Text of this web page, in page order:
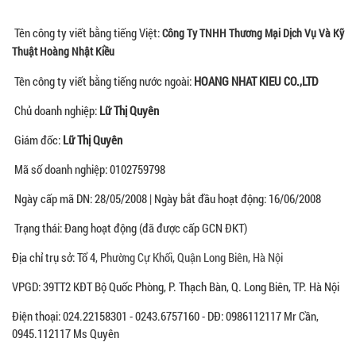
Tên công ty viết bằng tiếng Việt:Công Ty TNHH Thương Mại Dịch Vụ Và Kỹ
Thuật Hoàng Nhật Kiều
Tên công ty viết bằng tiếng nước ngoài: HOANG NHAT KIEU CO.,LTD
Chủ doanh nghiệp: Lữ Thị Quyên
Giám đốc: Lữ Thị Quyên
Mã số doanh nghiệp: 0102759798
Ngày cấp mã DN: 28/05/2008 | Ngày bắt đầu hoạt động: 16/06/2008
Trạng thái: Đang hoạt động (đã được cấp GCN ĐKT)
Địa chỉ trụ sở: Tổ 4, Phường Cự Khối,Quận Long Biên, Hà Nội
VPGD: 39TT2 KĐT Bộ Quốc Phòng, P. Thạch Bàn, Q. Long Biên, TP. Hà Nội
Điện thoại: 024.22158301 - 0243.6757160 - DĐ: 0986112117 Mr Cần,
0945.112117 Ms Quyên